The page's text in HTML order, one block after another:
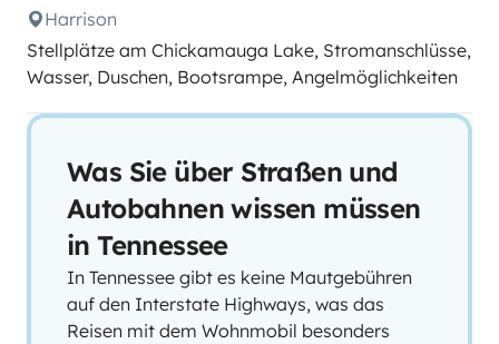
Harrison
Stellplätze am Chickamauga Lake, Stromanschlüsse,
Wasser, Duschen, Bootsrampe, Angelmöglichkeiten
Was Sie über Straßen und
Autobahnen wissen müssen
in Tennessee
In Tennessee gibt es keine Mautgebühren
auf den Interstate Highways, was das
Reisen mit dem Wohnmobil besonders